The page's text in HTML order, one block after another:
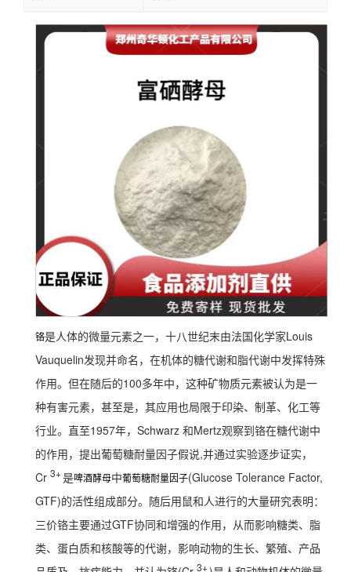
铬是人体的微量元素之一，十八世纪末由法国化学家Louis
Vauquelin发现并命名，在机体的糖代谢和脂代谢中发挥特殊
作用。但在随后的100多年中，这种矿物质元素被认为是一
种有害元素，甚至是，其应用也局限于印染、制革、化工等
行业。直至1957年，Schwarz 和Mertz观察到铬在糖代谢中
的作用，提出葡萄糖耐量因子假说,并通过实验逐步证实，
Cr 3+是啤酒酵母中葡萄糖耐量因子(Glucose Tolerance Factor,
GTF)的活性组成部分。随后用鼠和人进行的大量研究表明：
三价铬主要通过GTF协同和增强的作用，从而影响糖类、脂
类、蛋白质和核酸等的代谢，影响动物的生长、繁殖、产品
3+